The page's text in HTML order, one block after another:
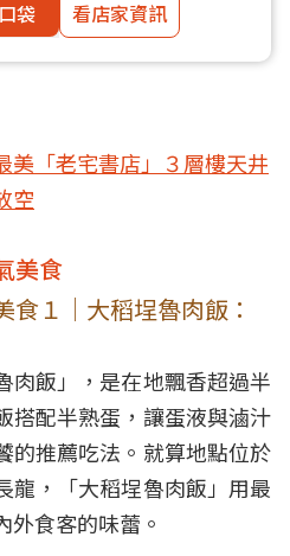
袋
看店家資訊
美「老宅書店」３層樓天井
空
美食
１｜大稻埕魯肉飯：
肉飯」，是在地飄香超過半
搭配半熟蛋，讓蛋液與滷汁
的推薦吃法。就算地點位於
龍，「大稻埕魯肉飯」用最
外食客的味蕾。